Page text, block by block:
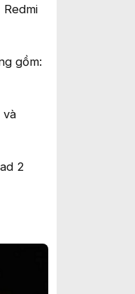
gồm:
và
2